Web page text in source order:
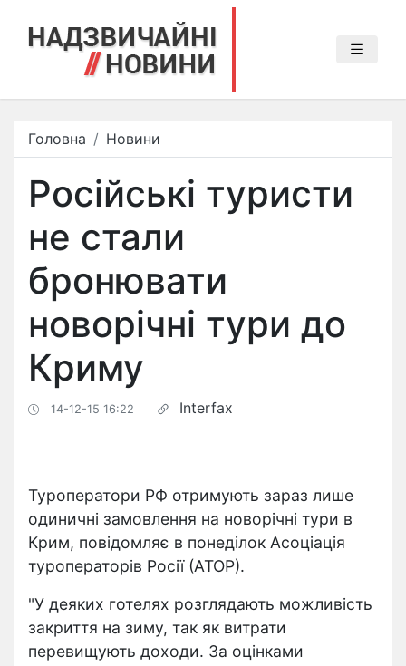
Головна Новини
Російські туристи
не стали
бронювати
новорічні тури до
Криму
14-12-15 16:22 Interfax
Туроператори РФ отримують зараз лише
одиничні замовлення на новорічні тури в
Крим, повідомляє в понеділок Асоціація
туроператорів Росії (АТОР).
"У деяких готелях розглядають можливість
закриття на зиму, так як витрати
перевищують доходи. За оцінками